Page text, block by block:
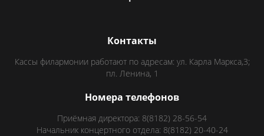
Контакты
Кассы филармонии работают по адресам: ул. Карла Маркса,3;
пл. Ленина, 1
Номера телефонов
Приёмная директора: 8(8182) 28-56-54
Начальник концертного отдела: 8(8182) 20-40-24